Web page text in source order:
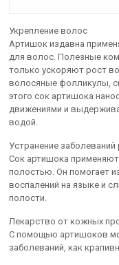
Укрепление волос
Артишок издавна
для волос. Полезные
только ускоряют рост
волосяные фолликулы,
этого сок артишока
движениями и
водой.
Устранение
Сок артишока
полостью. Он помогает
воспалений на языке и
полости.
Лекарство от кожных
С помощью артишоков
заболеваний, как